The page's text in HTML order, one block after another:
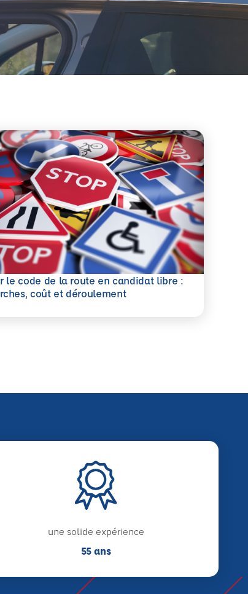
le code de la route en candidat libre :
coût et déroulement
plus
une solide expérience
55 ans